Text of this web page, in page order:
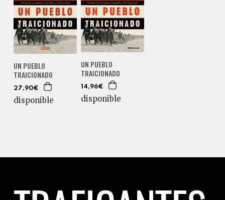
UN PUEBLO
TRAICIONADO
27,90€
disponible
UN PUEBLO
TRAICIONADO
14,96€
disponible